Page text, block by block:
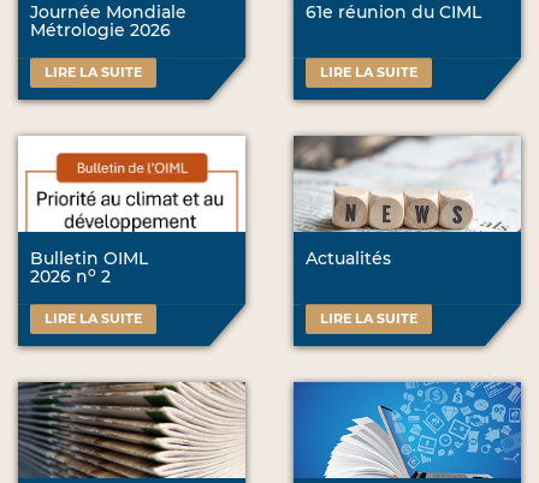
Journée Mondiale
Métrologie 2026
LIRE LA SUITE
61e réunion du CIML
LIRE LA SUITE
Bulletin OIML
2026 no 2
LIRE LA SUITE
Actualités
LIRE LA SUITE